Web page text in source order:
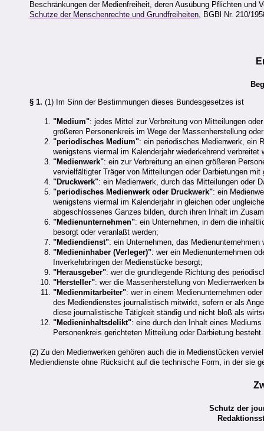
Beschränkungen der Medienfreiheit, deren Ausübung Pflichten
Schutze der Menschenrechte und Grundfreiheiten , BGBl Nr. 210/
§ 1. (1) Im Sinn der Bestimmungen dieses Bundesgesetzes ist
"Medium": jedes Mittel zur Verbreitung von Mitteilungen
größeren Personenkreis im Wege der Massenherstellung
"periodisches Medium": ein periodisches Medienwerk, ein
wenigstens viermal im Kalenderjahr wiederkehrend verbreitet
"Medienwerk": ein zur Verbreitung an einen größeren
vervielfältigter Träger von Mitteilungen oder Darbietungen
"Druckwerk": ein Medienwerk, durch das Mitteilungen oder
"periodisches Medienwerk oder Druckwerk": ein
wenigstens viermal im Kalenderjahr in gleichen oder
abgeschlossenes Ganzes bilden, durch ihren Inhalt im
"Medienunternehmen": ein Unternehmen, in dem die
besorgt oder veranlaßt werden;
"Mediendienst": ein Unternehmen, das
"Medieninhaber (Verleger)": wer ein Medienunternehmen
Inverkehrbringen der Medienstücke besorgt;
"Herausgeber": wer die grundlegende Richtung des
"Hersteller": wer die Massenherstellung von Medienwerken
"Medienmitarbeiter": wer in einem Medienunternehmen
des Mediendienstes journalistisch mitwirkt, sofern er als
diese journalistische Tätigkeit ständig und nicht bloß als
"Medieninhaltsdelikt": eine durch den Inhalt eines
Personenkreis gerichteten Mitteilung oder Darbietung besteht.
(2) Zu den Medienwerken gehören auch die in Medienstücken
Mediendienste ohne Rücksicht auf die technische Form, in der sie
Schutz der